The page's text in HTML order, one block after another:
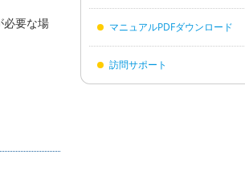
必要な場
マニュアルPDFダウンロード
訪問サポート